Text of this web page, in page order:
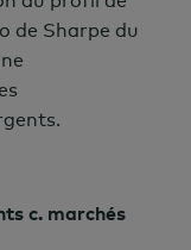
de Sharpe du
c. marchés